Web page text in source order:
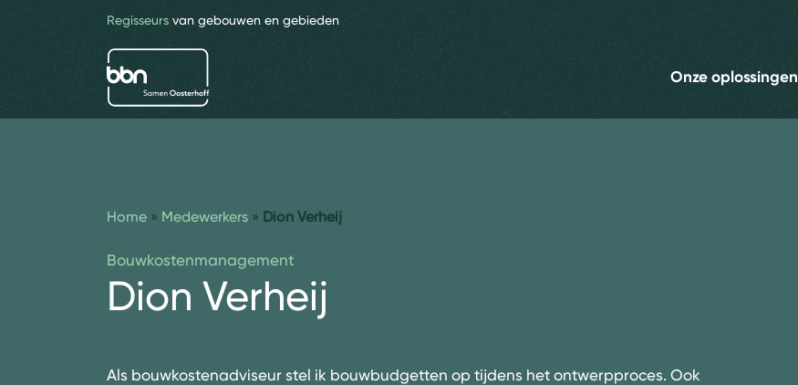
Regisseurs van gebouwen en gebieden
bbn adviseurs
Onze oplossingen
Home » Medewerkers » Dion Verheij
Bouwkostenmanagement
Dion Verheij
Als bouwkostenadviseur stel ik bouwbudgetten op tijdens het ontwerpproces. Ook